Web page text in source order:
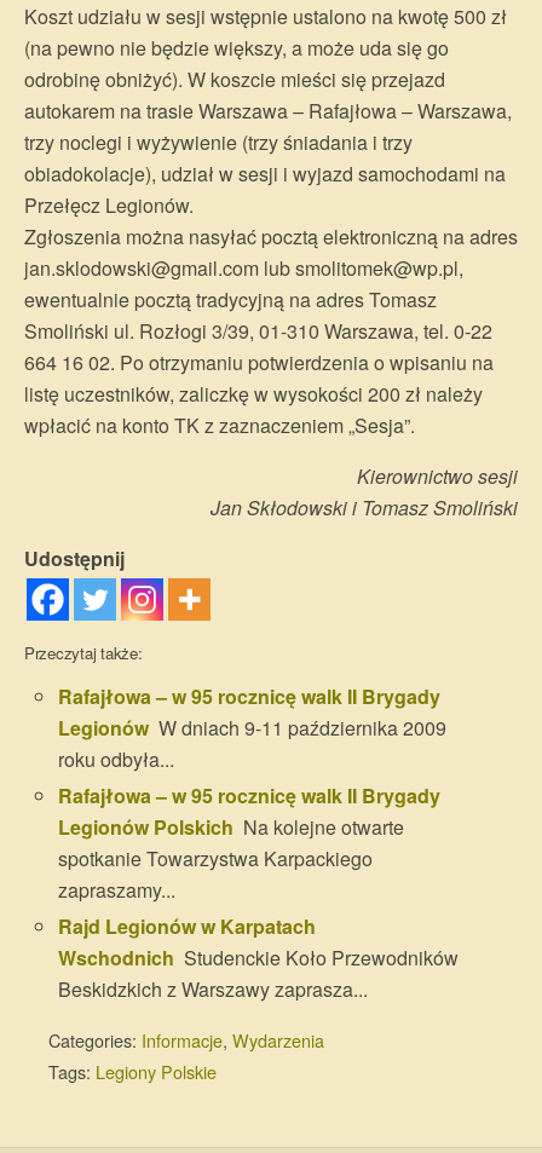
Koszt udziału w sesji wstępnie ustalono na kwotę 500 zł
(na pewno nie będzie większy, a może uda się go
odrobinę obniżyć). W koszcie mieści się przejazd
autokarem na trasie Warszawa – Rafajłowa – Warszawa,
trzy noclegi i wyżywienie (trzy śniadania i trzy
obiadokolacje), udział w sesji i wyjazd samochodami na
Przełęcz Legionów.
Zgłoszenia można nasyłać pocztą elektroniczną na adres
jan.sklodowski@gmail.com lub smolitomek@wp.pl,
ewentualnie pocztą tradycyjną na adres Tomasz
Smoliński ul. Rozłogi 3/39, 01-310 Warszawa, tel. 0-22
664 16 02. Po otrzymaniu potwierdzenia o wpisaniu na
listę uczestników, zaliczkę w wysokości 200 zł należy
wpłacić na konto TK z zaznaczeniem „Sesja”.
Kierownictwo sesji
Jan Skłodowski i Tomasz Smoliński
Udostępnij
Przeczytaj także:
Rafajłowa – w 95 rocznicę walk II Brygady
Legionów W dniach 9-11 października 2009
roku odbyła...
Rafajłowa – w 95 rocznicę walk II Brygady
Legionów Polskich Na kolejne otwarte
spotkanie Towarzystwa Karpackiego
zapraszamy...
Rajd Legionów w Karpatach
Wschodnich Studenckie Koło Przewodników
Beskidzkich z Warszawy zaprasza...
Categories: Informacje, Wydarzenia
Tags: Legiony Polskie